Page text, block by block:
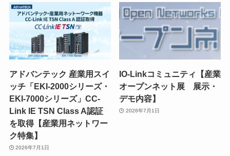
アドバンテック 産業用スイ
ッチ「EKI-2000シリーズ・
EKI-7000シリーズ」CC-
Link IE TSN Class A認証
を取得【産業用ネットワー
ク特集】
2026年7月1日
IO-Linkコミュニティ【産業
オープンネット展 展示・
デモ内容】
2026年7月1日